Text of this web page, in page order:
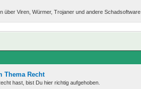
über Viren, Würmer, Trojaner und andere Schadsoftware
Thema Recht
hast, bist Du hier richtig aufgehoben.